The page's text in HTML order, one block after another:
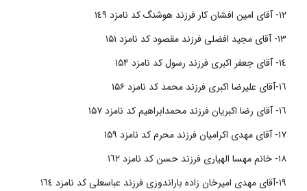
١٢- آقای امین افشان کار فرزند هوشنگ کد نامزد ١٤٩
١٣- آقای مجید افضلی فرزند مقصود کد نامزد ۱۵۱
١٤- آقای جعفر اکبری فرزند رسول کد نامزد ۱۵۴
١٦-آقای علیرضا اکبری فرزند محمد کد نامزد ۱۵۶
١٦- آقای رضا اکبریان فرزند محمدابراهیم کد نامزد ۱۵۷
١٧- آقای مهدی اکرامیان فرزند محرم کد نامزد ۱۵۹
١٨- خانم مهسا الهیاری فرزند حسن کد نامزد ١٦٢
١٩-آقای مهدی امیرخان زاده باراندوزی فرزند عباسعلی کد نامزد ١٦٤